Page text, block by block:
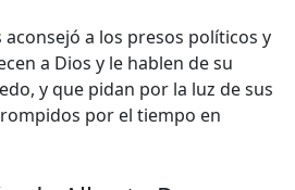
aconsejó a los presos políticos y
a Dios y le hablen de su
y que pidan por la luz de sus
por el tiempo en